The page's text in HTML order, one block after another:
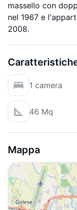
massello con
nel 1967 e
2008.
1 camera
46 Mq
Mappa